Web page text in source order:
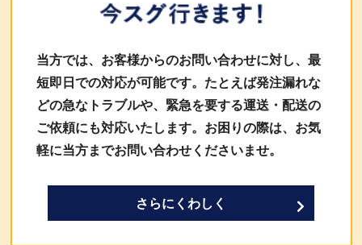
当方では、お客様からのお問い合わせに対し、最
短即日での対応が可能です。たとえば発注漏れな
どの急なトラブルや、緊急を要する運送・配送の
ご依頼にも対応いたします。お困りの際は、お気
軽に当方までお問い合わせくださいませ。
さらにくわしく